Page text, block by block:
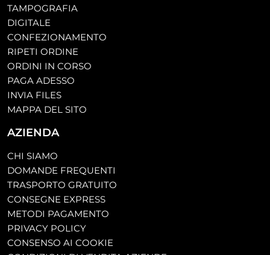
TAMPOGRAFIA
DIGITALE
CONFEZIONAMENTO
RIPETI ORDINE
ORDINI IN CORSO
PAGA ADESSO
INVIA FILES
MAPPA DEL SITO
AZIENDA
CHI SIAMO
DOMANDE FREQUENTI
TRASPORTO GRATUITO
CONSEGNE EXPRESS
METODI PAGAMENTO
PRIVACY POLICY
CONSENSO AI COOKIE